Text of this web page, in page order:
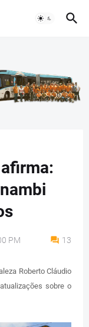
PM 13
Roberto Cláudio
sobre o